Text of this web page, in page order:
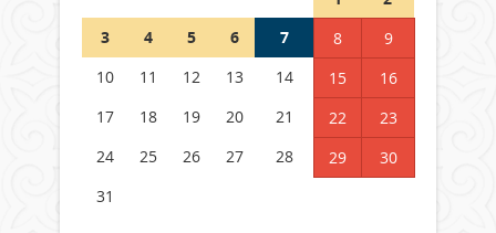
Германия аптап ыстыққа
бастады
04 тамыз 2026 ж.
3
4 5 6 7 8
9
10
11 12 13 14 15
16
17
18 19 20 21 22
23
24
25 26 27 28 29
30
31